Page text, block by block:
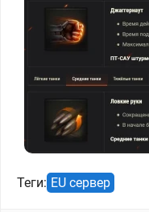
Теги: EU сервер